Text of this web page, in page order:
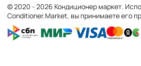
© 2020 - 2026 Кондиционер маркет.
Conditioner.Market, вы принимаете его